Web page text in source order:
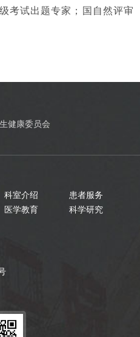
考试出题专家；国自然评审
健康委员会
科室介绍
患者服务
医学教育
科学研究